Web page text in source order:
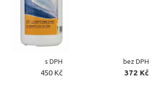
s DPH bez DPH
450 Kč 372 Kč